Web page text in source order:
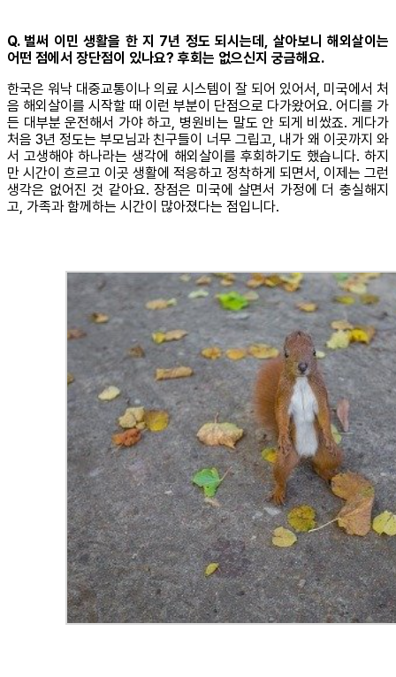
Q. 벌써 이민 생활을 한 지 7년 정도 되시는데, 살아보니 해외살이는
어떤 점에서 장단점이 있나요? 후회는 없으신지 궁금해요.
한국은 워낙 대중교통이나 의료 시스템이 잘 되어 있어서, 미국에서 처
음 해외살이를 시작할 때 이런 부분이 단점으로 다가왔어요. 어디를 가
든 대부분 운전해서 가야 하고, 병원비는 말도 안 되게 비쌌죠. 게다가
처음 3년 정도는 부모님과 친구들이 너무 그립고, 내가 왜 이곳까지 와
서 고생해야 하나라는 생각에 해외살이를 후회하기도 했습니다. 하지
만 시간이 흐르고 이곳 생활에 적응하고 정착하게 되면서, 이제는 그런
생각은 없어진 것 같아요. 장점은 미국에 살면서 가정에 더 충실해지
고, 가족과 함께하는 시간이 많아졌다는 점입니다.